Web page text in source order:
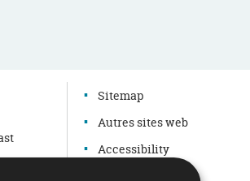
Sitemap
Autres sites web
Accessibility